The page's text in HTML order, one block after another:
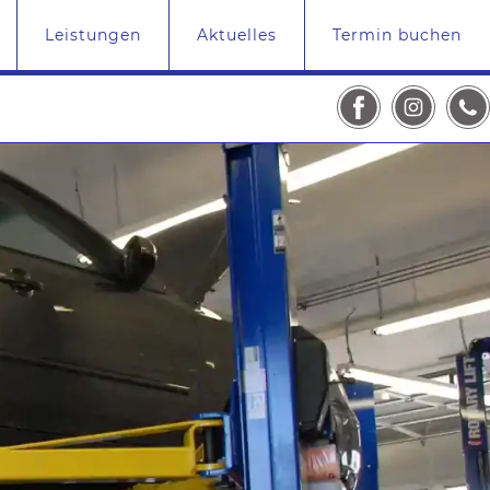
Leistungen Aktuelles Termin buchen